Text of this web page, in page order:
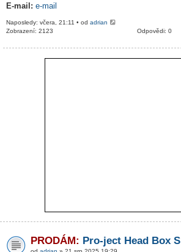
E-mail: e-mail
Naposledy: včera, 21:11 • od adrian
Odpovědi: 0
Zobrazení: 2123
PRODÁM: Pro-ject Head Box S